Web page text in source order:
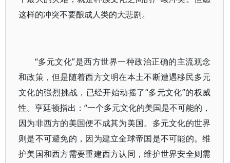
这样的冲突不要酿成人类的大悲剧。
“多元文化”是西方世界一种政治正确的主流观念
和政策，但是随着西方文明在本土不断遭遇移民多元
文化的强烈挑战，已经开始动摇了“多元文化”的权威
性。亨廷顿指出：“一个多元文化的美国是不可能的，
因为非西方的美国便不成其为美国。多元文化的世界
则是不可避免的，因为建立全球帝国是不可能的。维
护美国和西方需要重建西方认同，维护世界安全则需